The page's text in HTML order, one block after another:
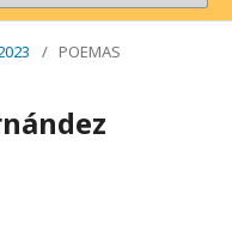
/ POEMAS